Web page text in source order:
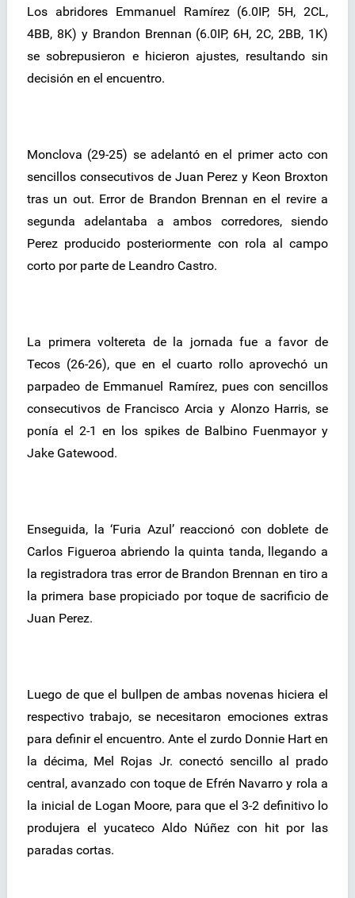
Los abridores Emmanuel Ramírez (6.0IP, 5H, 2CL,
4BB, 8K) y Brandon Brennan (6.0IP, 6H, 2C, 2BB, 1K)
se sobrepusieron e hicieron ajustes, resultando sin
decisión en el encuentro.
Monclova (29-25) se adelantó en el primer acto con
sencillos consecutivos de Juan Perez y Keon Broxton
tras un out. Error de Brandon Brennan en el revire a
segunda adelantaba a ambos corredores, siendo
Perez producido posteriormente con rola al campo
corto por parte de Leandro Castro.
La primera voltereta de la jornada fue a favor de
Tecos (26-26), que en el cuarto rollo aprovechó un
parpadeo de Emmanuel Ramírez, pues con sencillos
consecutivos de Francisco Arcia y Alonzo Harris, se
ponía el 2-1 en los spikes de Balbino Fuenmayor y
Jake Gatewood.
Enseguida, la ‘Furia Azul’ reaccionó con doblete de
Carlos Figueroa abriendo la quinta tanda, llegando a
la registradora tras error de Brandon Brennan en tiro a
la primera base propiciado por toque de sacrificio de
Juan Perez.
Luego de que el bullpen de ambas novenas hiciera el
respectivo trabajo, se necesitaron emociones extras
para definir el encuentro. Ante el zurdo Donnie Hart en
la décima, Mel Rojas Jr. conectó sencillo al prado
central, avanzado con toque de Efrén Navarro y rola a
la inicial de Logan Moore, para que el 3-2 definitivo lo
produjera el yucateco Aldo Núñez con hit por las
paradas cortas.